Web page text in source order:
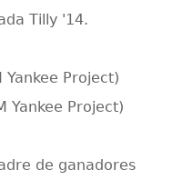
Tilly '14.
Yankee Project)
Yankee Project)
de ganadores